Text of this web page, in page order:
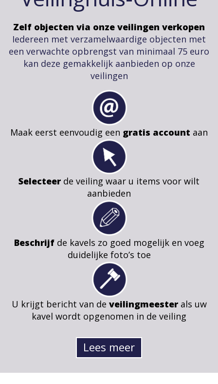
Zelf objecten via onze veilingen verkopen
Iedereen met verzamelwaardige objecten met
een verwachte opbrengst van minimaal 75 euro
kan deze gemakkelijk aanbieden op onze
veilingen
Maak eerst eenvoudig een gratis account aan
Selecteer de veiling waar u items voor wilt
aanbieden
Beschrijfde kavels zo goed mogelijk en voeg
duidelijke foto’s toe
U krijgt bericht van de veilingmeesterals uw
kavel wordt opgenomen in de veiling
Lees meer